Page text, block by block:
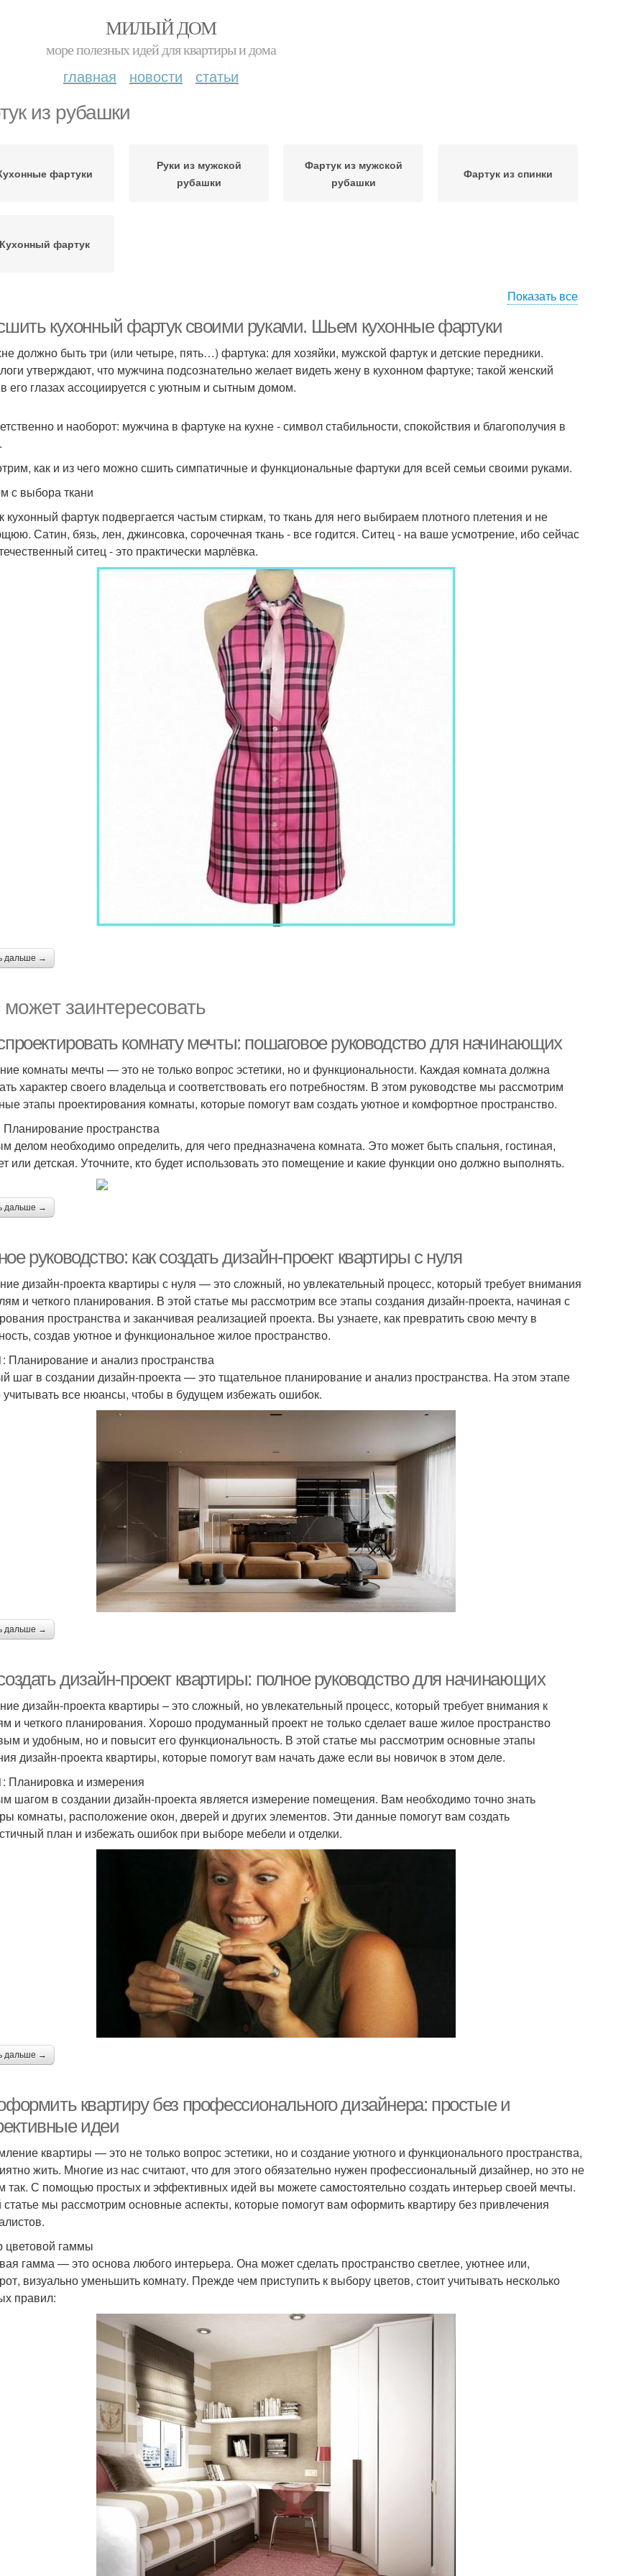
МИЛЫЙ ДОМ
море полезных идей для квартиры и дома
главная новости статьи
из рубашки
фартуки
Руки из мужской
рубашки
Фартук из мужской
рубашки
Фартук из спинки
Кухонный фартук
Показать все
кухонный фартук своими руками. Шьем кухонные фартуки
должно быть три (или четыре, пять…) фартука: для хозяйки, мужской фартук и детские передники.
утверждают, что мужчина подсознательно желает видеть жену в кухонном фартуке; такой женский
его глазах ассоциируется с уютным и сытным домом.
и наоборот: мужчина в фартуке на кухне - символ стабильности, спокойствия и благополучия в
как и из чего можно сшить симпатичные и функциональные фартуки для всей семьи своими руками.
с выбора ткани
кухонный фартук подвергается частым стиркам, то ткань для него выбираем плотного плетения и не
Сатин, бязь, лен, джинсовка, сорочечная ткань - все годится. Ситец - на ваше усмотрение, ибо сейчас
ситец - это практически марлёвка.
дальше →
заинтересовать
комнату мечты: пошаговое руководство для начинающих
комнаты мечты — это не только вопрос эстетики, но и функциональности. Каждая комната должна
характер своего владельца и соответствовать его потребностям. В этом руководстве мы рассмотрим
этапы проектирования комнаты, которые помогут вам создать уютное и комфортное пространство.
пространства
делом необходимо определить, для чего предназначена комната. Это может быть спальня, гостиная,
или детская. Уточните, кто будет использовать это помещение и какие функции оно должно выполнять.
дальше →
руководство: как создать дизайн-проект квартиры с нуля
дизайн-проекта квартиры с нуля — это сложный, но увлекательный процесс, который требует внимания
и четкого планирования. В этой статье мы рассмотрим все этапы создания дизайн-проекта, начиная с
пространства и заканчивая реализацией проекта. Вы узнаете, как превратить свою мечту в
создав уютное и функциональное жилое пространство.
Планирование и анализ пространства
шаг в создании дизайн-проекта — это тщательное планирование и анализ пространства. На этом этапе
все нюансы, чтобы в будущем избежать ошибок.
дальше →
дизайн-проект квартиры: полное руководство для начинающих
дизайн-проекта квартиры – это сложный, но увлекательный процесс, который требует внимания к
и четкого планирования. Хорошо продуманный проект не только сделает ваше жилое пространство
и удобным, но и повысит его функциональность. В этой статье мы рассмотрим основные этапы
дизайн-проекта квартиры, которые помогут вам начать даже если вы новичок в этом деле.
Планировка и измерения
шагом в создании дизайн-проекта является измерение помещения. Вам необходимо точно знать
комнаты, расположение окон, дверей и других элементов. Эти данные помогут вам создать
план и избежать ошибок при выборе мебели и отделки.
дальше →
квартиру без профессионального дизайнера: простые и
идеи
квартиры — это не только вопрос эстетики, но и создание уютного и функционального пространства,
жить. Многие из нас считают, что для этого обязательно нужен профессиональный дизайнер, но это не
так. С помощью простых и эффективных идей вы можете самостоятельно создать интерьер своей мечты.
статье мы рассмотрим основные аспекты, которые помогут вам оформить квартиру без привлечения
цветовой гаммы
гамма — это основа любого интерьера. Она может сделать пространство светлее, уютнее или,
визуально уменьшить комнату. Прежде чем приступить к выбору цветов, стоит учитывать несколько
правил: